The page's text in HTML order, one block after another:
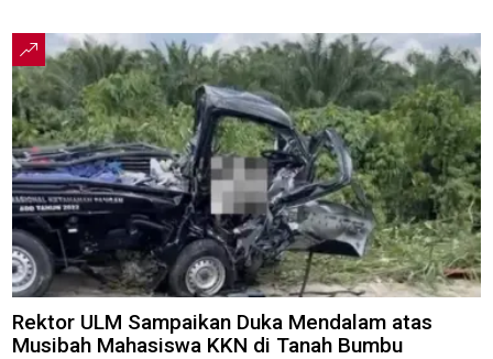
Rektor ULM Sampaikan Duka Mendalam atas
Musibah Mahasiswa KKN di Tanah Bumbu